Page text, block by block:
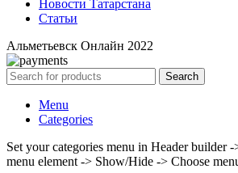
Новости Татарстана
Статьи
Альметьевск Онлайн 2022
Search
Menu
Categories
Set your categories menu in Header builder
menu element -> Show/Hide -> Choose